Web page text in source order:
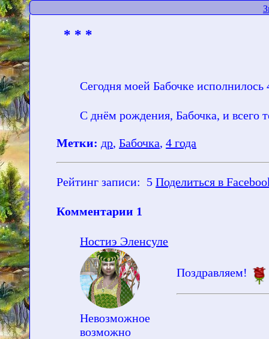
* * *
Сегодня моей Бабочке исполнилось
С днём рождения, Бабочка, и всего
Метки: др,Бабочка,4 года
Рейтинг записи: 5 Поделиться в
Комментарии 1
Ностиэ Эленсуле
Невозможное
возможно
Поздравляем!